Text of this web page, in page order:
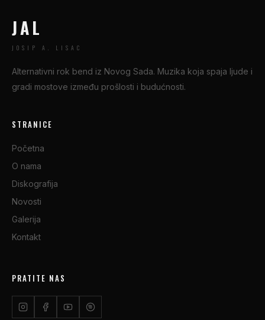
JAL
JOSIP A. LISAC
Alternativni rok bend iz Novog Sada. Muzika koja spaja ljude i
gradi mostove između prošlosti i budućnosti.
STRANICE
Početna
O nama
Diskografija
Novosti
Galerija
Kontakt
PRATITE NAS